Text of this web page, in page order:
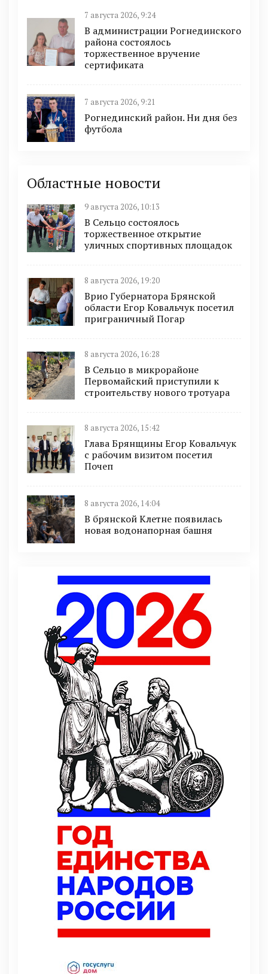
7 августа 2026, 9:24
В администрации Рогнединского
района состоялось
торжественное вручение
сертификата
7 августа 2026, 9:21
Рогнединский район. Ни дня без
футбола
Областные новости
9 августа 2026, 10:13
В Сельцо состоялось
торжественное открытие
уличных спортивных площадок
8 августа 2026, 19:20
Врио Губернатора Брянской
области Егор Ковальчук посетил
приграничный Погар
8 августа 2026, 16:28
В Сельцо в микрорайоне
Первомайский приступили к
строительству нового тротуара
8 августа 2026, 15:42
Глава Брянщины Егор Ковальчук
с рабочим визитом посетил
Почеп
8 августа 2026, 14:04
В брянской Клетне появилась
новая водонапорная башня